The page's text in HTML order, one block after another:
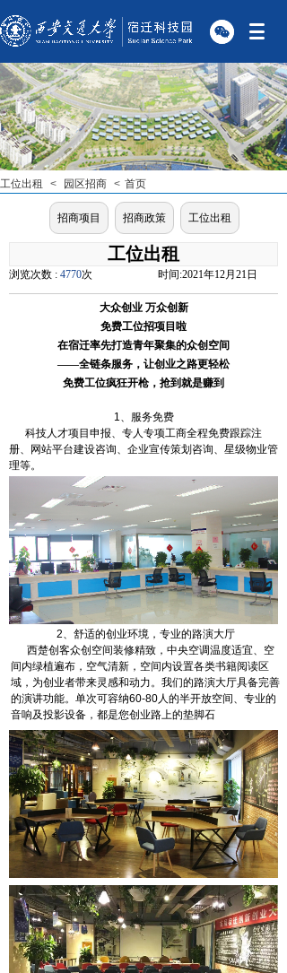
招商项目 招商政策 工位出租
工位出租 < 园区招商 < 首页
浏览次数 : 4770次 时间:2021年12月21日
工位出租
2、舒适的创业环境，专业的路演大厅
西楚创客众创空间装修精致，中央空调温度适宜、空
间内绿植遍布，空气清新，空间内设置各类书籍阅读区
域，为创业者带来灵感和动力。我们的路演大厅具备完善
的演讲功能。单次可容纳60-80人的半开放空间、专业的
音响及投影设备，都是您创业路上的垫脚石
大众创业万众创新
免费工位招项目啦
在宿迁率先打造青年聚集的众创空间
——全链条服务，让创业之路更轻松
免费工位疯狂开枪，抢到就是赚到
1、服务免费
科技人才项目申报、专人专项工商全程免费跟踪注
册、网站平台建设咨询、企业宣传策划咨询、星级物业管
理等。